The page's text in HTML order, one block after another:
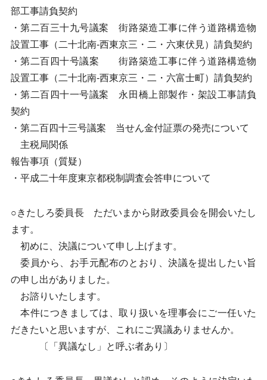
部工事請負契約
・第二百三十九号議案 街路築造工事に伴う道路構造物
設置工事（二十北南-西東京三・二・六東伏見）請負契約
・第二百四十号議案 街路築造工事に伴う道路構造物
設置工事（二十北南-西東京三・二・六富士町）請負契約
・第二百四十一号議案 永田橋上部製作・架設工事請負
契約
・第二百四十三号議案 当せん金付証票の発売について
主税局関係
報告事項（質疑）
・平成二十年度東京都税制調査会答申について
○きたしろ委員長 ただいまから財政委員会を開会いたし
ます。
初めに、決議について申し上げます。
委員から、お手元配布のとおり、決議を提出したい旨
の申し出がありました。
お諮りいたします。
本件につきましては、取り扱いを理事会にご一任いた
だきたいと思いますが、これにご異議ありませんか。
〔「異議なし」と呼ぶ者あり〕